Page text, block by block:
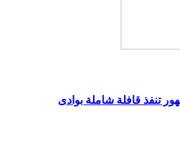
تنفذ قافلة شاملة بوادى